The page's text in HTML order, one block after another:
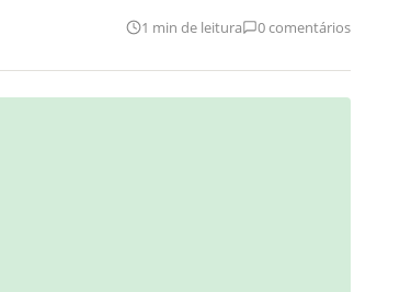
1 min de leitura 0 comentários